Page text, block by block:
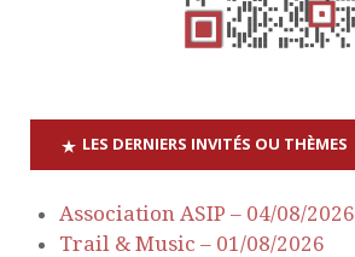
LES DERNIERS INVITÉS OU THÈMES
Association ASIP – 04/08/2026
Trail & Music – 01/08/2026